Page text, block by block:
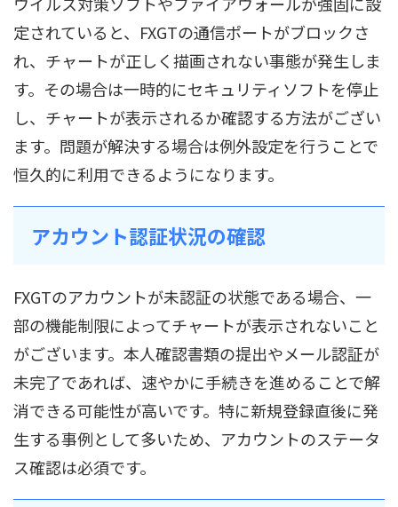
定されていると、FXGTの通信ポートがブロックさ
れ、チャートが正しく描画されない事態が発生しま
す。その場合は一時的にセキュリティソフトを停止
し、チャートが表示されるか確認する方法がござい
ます。問題が解決する場合は例外設定を行うことで
恒久的に利用できるようになります。
アカウント認証状況の確認
FXGTのアカウントが未認証の状態である場合、一
部の機能制限によってチャートが表示されないこと
がございます。本人確認書類の提出やメール認証が
未完了であれば、速やかに手続きを進めることで解
消できる可能性が高いです。特に新規登録直後に発
生する事例として多いため、アカウントのステータ
ス確認は必須です。